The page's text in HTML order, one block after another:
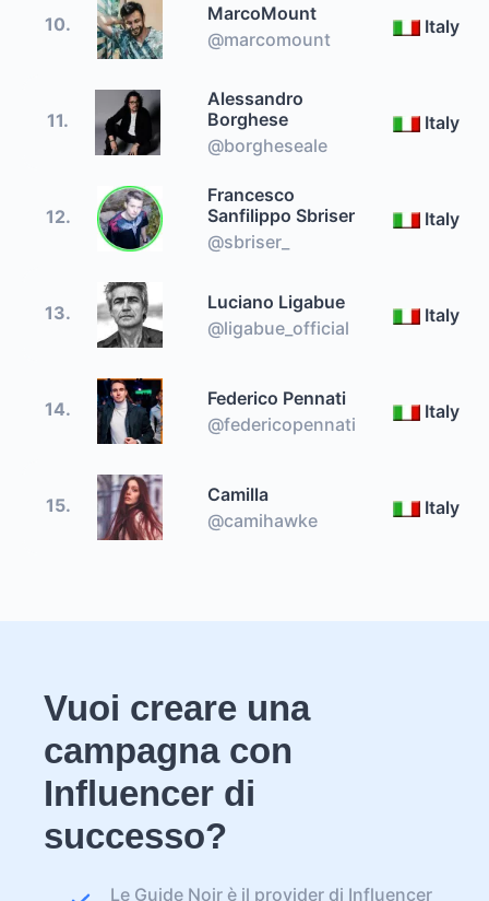
10.
MarcoMount
@marcomount
Italy
11.
Alessandro
Borghese
@borgheseale
Italy
12.
Francesco
Sanfilippo Sbriser
@sbriser_
Italy
13.
Luciano Ligabue
@ligabue_official
Italy
14.
Federico Pennati
@federicopennati
Italy
15.
Camilla
@camihawke
Italy
Vuoi creare una
campagna con
Influencer di
successo?
Le Guide Noir è il provider di Influencer